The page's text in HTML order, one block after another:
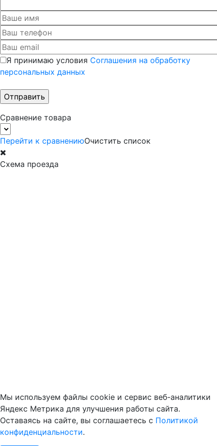
Я принимаю условия Соглашения на обработку
персональных данных
Сравнение товара
Перейти к сравнениюОчистить список
Схема проезда
Мы используем файлы cookie и сервис веб-аналитики
Яндекс Метрика для улучшения работы сайта.
Оставаясь на сайте, вы соглашаетесь с Политикой
конфиденциальности.